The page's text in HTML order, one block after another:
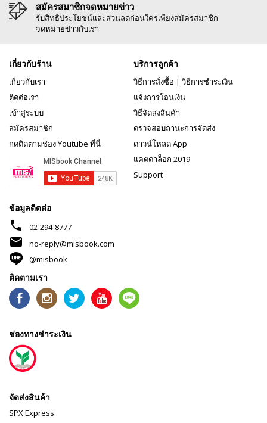
สมัครสมาชิกจดหมายข่าว
รับสิทธิประโยชน์และส่วนลดก่อนใครเพียงสมัครสมาชิก
จดหมายข่าวกับเรา
เกี่ยวกับร้าน
เกี่ยวกับเรา
ติดต่อเรา
เข้าสู่ระบบ
สมัครสมาชิก
กดติดตามช่อง Youtube ที่นี่
บริการลูกค้า
วิธีการสั่งซื้อ | วิธีการชำระเงิน
แจ้งการโอนเงิน
วิธีจัดส่งสินค้า
ตรวจสอบถานะการจัดส่ง
ดาวน์โหลด App
แคตตาล็อก 2019
Support
ข้อมูลติดต่อ
phone 02-294-8777
mail
no-reply@misbook.com
@misbook
ติดตามเรา
ช่องทางชำระเงิน
จัดส่งสินค้า
SPX Express